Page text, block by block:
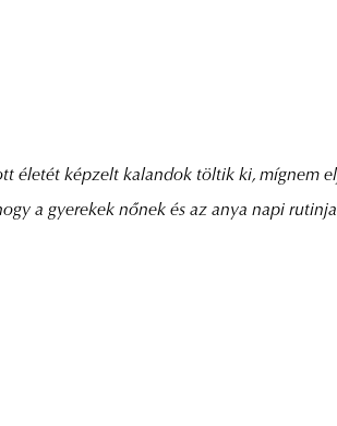
életét képzelt kalandok töltik ki, mígnem
a gyerekek nőnek és az anya napi